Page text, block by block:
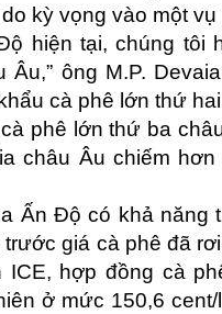
kỳ vọng vào một
hiện tại, chúng tôi
ông M.P.
cà phê lớn thứ
phê lớn thứ ba
châu Âu chiếm
Ấn Độ có khả năng
giá cà phê đã
ICE, hợp đồng cà
ở mức 150,6